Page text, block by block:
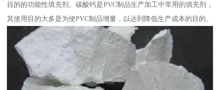
目的的功能性填充剂。碳酸钙是PVC制品生产加工中常用的填充剂，
其使用目的大多是为使PVC制品增量，以达到降低生产成本的目的。